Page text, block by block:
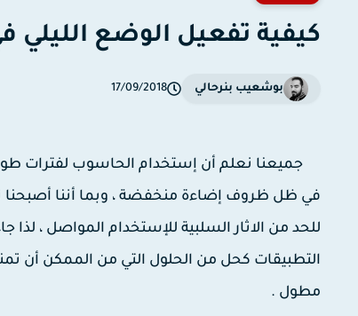
كيفية تفعيل الوضع
بوشعيب بنرحالي 17/09/2018
جميعنا نعلم أن إستخدام الحاسوب لفترات
في ظل ظروف إضاءة منخفضة ، وبما أننا أصبحنا
التطبيقات كحل من الحلول التي من الممكن أن
مطول .